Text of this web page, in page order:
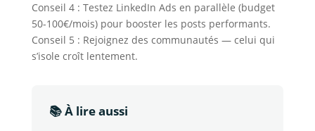
Conseil 4 : Testez LinkedIn Ads en parallèle (budget
50-100€/mois) pour booster les posts performants.
Conseil 5 : Rejoignez des communautés — celui qui
s’isole croît lentement.
📚 À lire aussi